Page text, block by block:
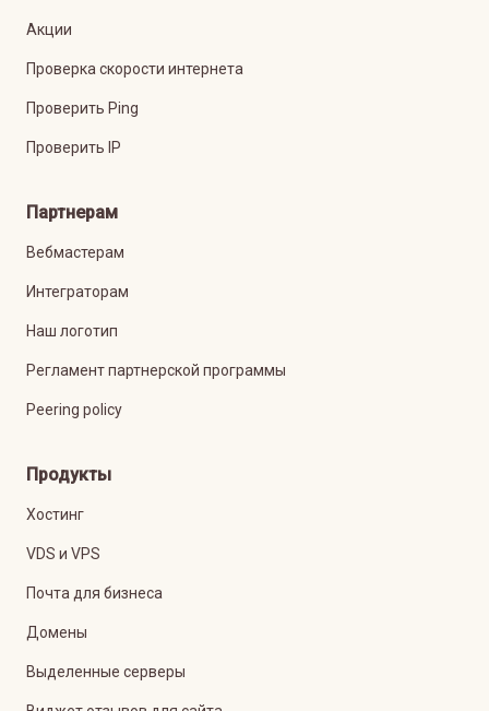
Акции
Проверка скорости интернета
Проверить Ping
Проверить IP
Партнерам
Вебмастерам
Интеграторам
Наш логотип
Регламент партнерской программы
Peering policy
Продукты
Хостинг
VDS и VPS
Почта для бизнеса
Домены
Выделенные серверы